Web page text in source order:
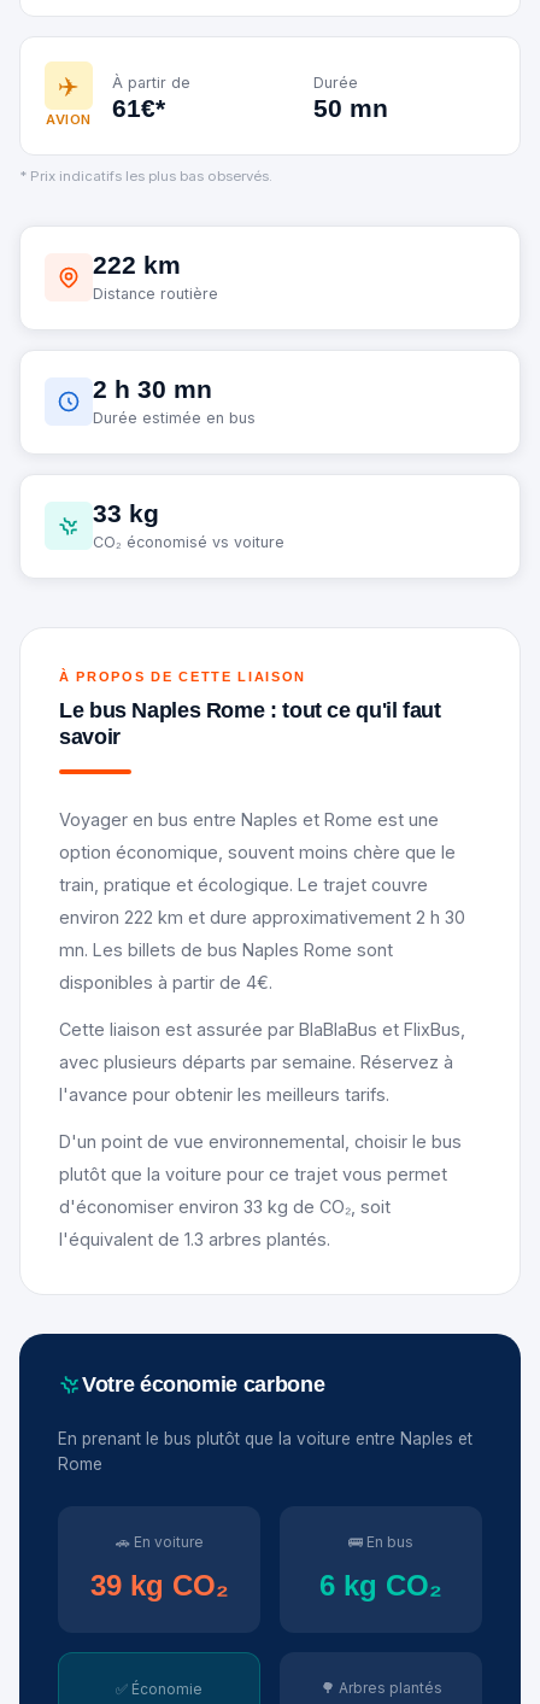
✈️
AVION
À partir de
61€*
Durée
50 mn
* Prix indicatifs les plus bas observés.
222 km
Distance routière
2 h 30 mn
Durée estimée en bus
33 kg
CO₂ économisé vs voiture
À PROPOS DE CETTE LIAISON
Le bus Naples Rome : tout ce qu'il faut
savoir
Voyager en bus entre Naples et Rome est une
option économique, souvent moins chère que le
train, pratique et écologique. Le trajet couvre
environ 222 km et dure approximativement 2 h 30
mn. Les billets de bus Naples Rome sont
disponibles à partir de 4€.
Cette liaison est assurée par BlaBlaBus et FlixBus,
avec plusieurs départs par semaine. Réservez à
l'avance pour obtenir les meilleurs tarifs.
D'un point de vue environnemental, choisir le bus
plutôt que la voiture pour ce trajet vous permet
d'économiser environ 33 kg de CO₂, soit
l'équivalent de 1.3 arbres plantés.
Votre économie carbone
En prenant le bus plutôt que la voiture entre Naples et
Rome
🚗 En voiture
39 kg CO₂
🚌 En bus
6 kg CO₂
✅ Économie 🌳 Arbres plantés